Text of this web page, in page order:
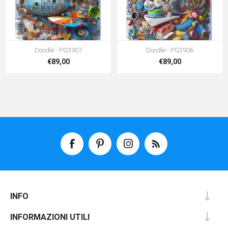
Doodle - PG3907
€89,00
Doodle - PG3906
€89,00
INFO
INFORMAZIONI UTILI